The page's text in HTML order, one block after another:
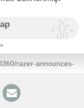
razer-announces-
144-hz-hdr-400-amd-